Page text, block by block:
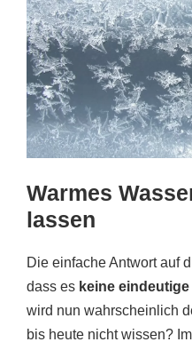
Warmes
lassen
Die einfache Antwort auf
dass es keine
wird nun wahrscheinlich
bis heute nicht wissen?